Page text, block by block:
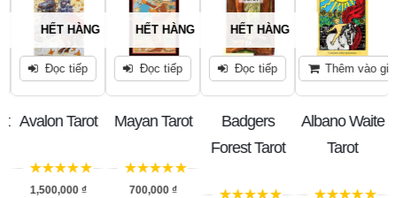
HẾT HÀNG
Đọc tiếp
Avalon Tarot
trên 5
1,500,000 ₫
HẾT HÀNG
Đọc tiếp
Mayan Tarot
trên 5
700,000 ₫
HẾT HÀNG
Đọc tiếp
Badgers
Forest Tarot
Thêm vào giỏ
Albano Waite
Tarot